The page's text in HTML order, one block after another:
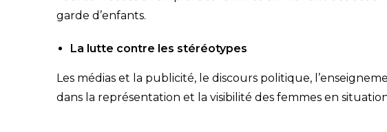
garde d’enfants.
La lutte contre les stéréotypes
Les médias et la publicité, le discours politique,
dans la représentation et la visibilité des femmes en